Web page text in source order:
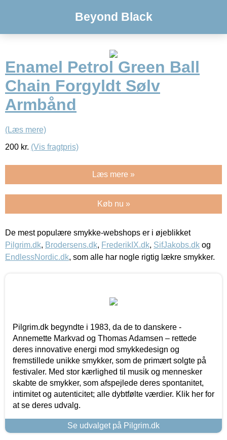
Beyond Black
Enamel Petrol Green Ball
Chain Forgyldt Sølv
Armbånd
(Læs mere)
200 kr. (Vis fragtpris)
Læs mere »
Køb nu »
De mest populære smykke-webshops er i øjeblikket
Pilgrim.dk, Brodersens.dk, FrederikIX.dk, SifJakobs.dk og
EndlessNordic.dk, som alle har nogle rigtig lækre smykker.
Pilgrim.dk begyndte i 1983, da de to danskere -
Annemette Markvad og Thomas Adamsen – rettede
deres innovative energi mod smykkedesign og
fremstillede unikke smykker, som de primært solgte på
festivaler. Med stor kærlighed til musik og mennesker
skabte de smykker, som afspejlede deres spontanitet,
intimitet og autenticitet; alle dybtfølte værdier. Klik her for
at se deres udvalg.
Se udvalget på Pilgrim.dk